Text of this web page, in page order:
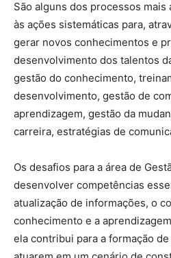
São alguns dos processos
às ações sistemáticas para,
gerar novos conhecimentos e
desenvolvimento dos talentos
gestão do conhecimento,
desenvolvimento, gestão de
aprendizagem, gestão da
carreira, estratégias de
Os desafios para a área de
desenvolver competências
atualização de informações, o
conhecimento e a
ela contribui para a formação